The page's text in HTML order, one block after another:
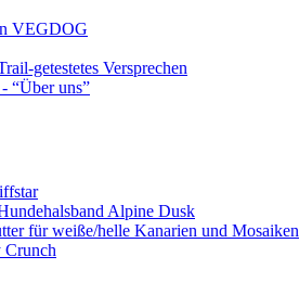
VEGDOG
getestetes Versprechen
“Über uns”
Alpine Dusk
für weiße/helle Kanarien und Mosaiken